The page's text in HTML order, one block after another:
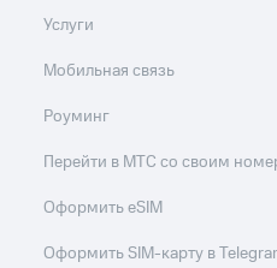
Услуги
Мобильная связь
Роуминг
Перейти в МТС со своим
Оформить eSIM
Оформить SIM-карту в